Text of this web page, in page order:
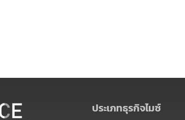
ประเภทธุรกิจไมซ์